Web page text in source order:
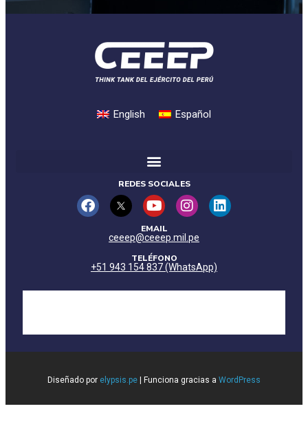
English Español
REDES SOCIALES
EMAIL
ceeep@ceeep.mil.pe
TELÉFONO
+51 943 154 837 (WhatsApp)
Diseñado por elypsis.pe | Funciona gracias a WordPress